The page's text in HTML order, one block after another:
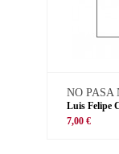
NO PASA
Luis Felipe
7,00 €